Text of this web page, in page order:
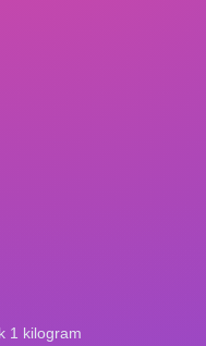
1 kilogram